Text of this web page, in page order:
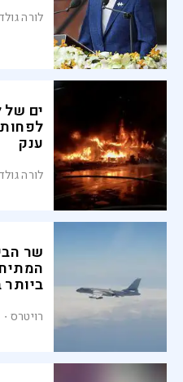
לורה
ים של
ענק
לורה
שר
ביותר ב-40
רויטרס